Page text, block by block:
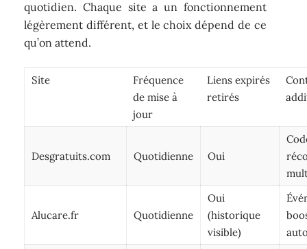
quotidien. Chaque site a un fonctionnement
légèrement différent, et le choix dépend de ce
qu’on attend.
Site
Fréquence
de mise à
jour
Liens expirés
retirés
Desgratuits.com Quotidienne Oui
Alucare.fr Quotidienne
Oui
(historique
visible)